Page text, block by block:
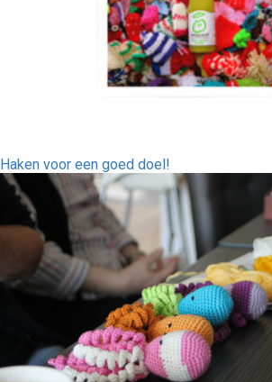
Haken voor een goed doel!